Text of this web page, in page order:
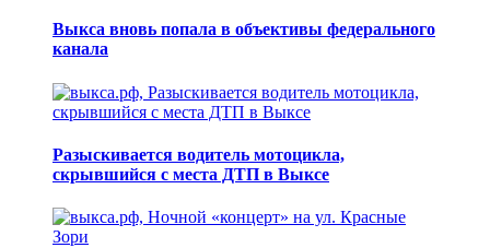
Выкса вновь попала в объективы федерального
канала
Разыскивается водитель мотоцикла,
скрывшийся с места ДТП в Выксе